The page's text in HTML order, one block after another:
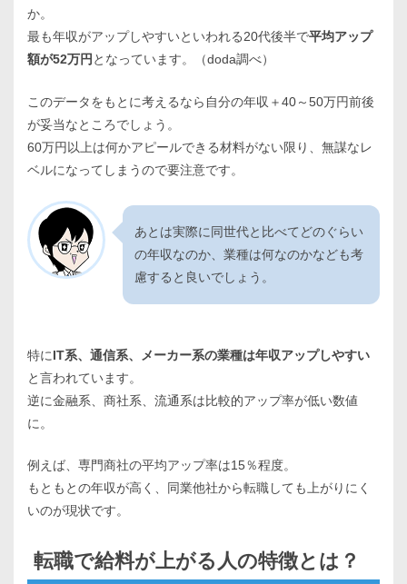
か。
最も年収がアップしやすいといわれる20代後半で平均アップ
額が52万円 となっています。（doda調べ）
このデータをもとに考えるなら自分の年収＋40～50万円前後
が妥当なところでしょう。
60万円以上は何かアピールできる材料がない限り、無謀なレ
ベルになってしまうので要注意です。
あとは実際に同世代と比べてどのぐらい
の年収なのか、業種は何なのかなども考
慮すると良いでしょう。
特にIT系、通信系、メーカー系の業種は年収アップしやすい
と言われています。
逆に金融系、商社系、流通系は比較的アップ率が低い数値
に。
例えば、専門商社の平均アップ率は15％程度。
もともとの年収が高く、同業他社から転職しても上がりにく
いのが現状です。
転職で給料が上がる人の特徴とは？